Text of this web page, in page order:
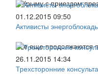
В Крыму с приездом
01.12.2015 09:50
Активисты
Все еще продолжаются
26.11.2015 14:34
Трехсторонние